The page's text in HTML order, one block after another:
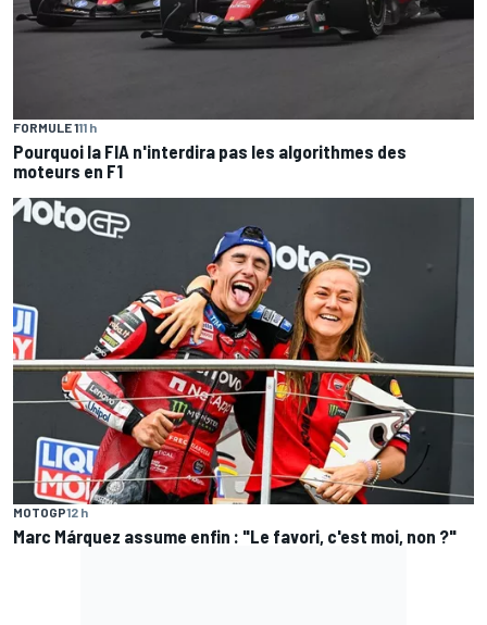
FORMULE 111 h
Pourquoi la FIA n'interdira pas les algorithmes des
moteurs en F1
MOTOGP12 h
Marc Márquez assume enfin : "Le favori, c'est moi, non ?"